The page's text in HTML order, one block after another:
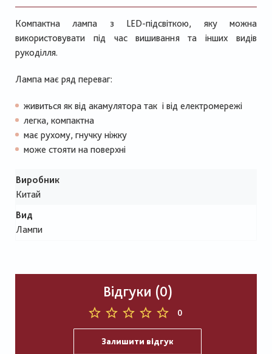
Компактна лампа з LED-підсвіткою, яку можна
використовувати під час вишивання та інших видів
рукоділля.
Лампа має ряд переваг:
живиться як від акамулятора так і від електромережі
легка, компактна
має рухому, гнучку ніжку
може стояти на поверхні
Виробник
Китай
Вид
Лампи
Відгуки (0)
0
Залишити відгук